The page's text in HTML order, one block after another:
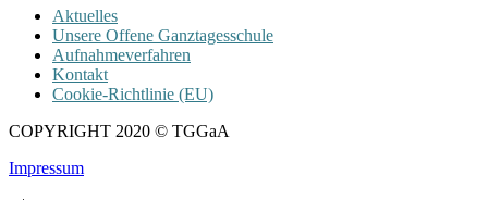
Aktuelles
Unsere Offene Ganztagesschule
Aufnahmeverfahren
Kontakt
Cookie-Richtlinie (EU)
COPYRIGHT 2020 © TGGaA
Impressum